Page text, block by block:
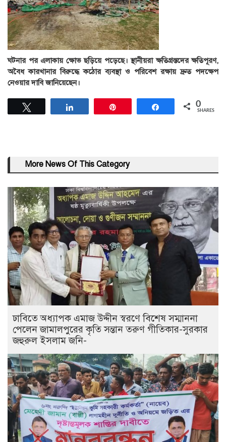
ঘটনার পর এলাকায় ক্ষোভ ছড়িয়ে পড়েছে। স্থানীয়রা ক্ষতিগ্রস্তদের ক্ষতিপূরণ,
অবৈধ কারখানার বিরুদ্ধে কঠোর ব্যবস্থা ও পরিবেশ রক্ষায় দ্রুত পদক্ষেপ
নেওয়ার দাবি জানিয়েছেন।
Share 0
SHARES
More News Of This Category
ঢাবিতে অধ্যাপক এমাজ উদ্দীন স্বরণে বিশেষ সম্মাননা
পেলেন জামালপুরের কৃতি সন্তান তরুণ গীতিকার-সুরকার
জহুরুল ইসলাম জনি-